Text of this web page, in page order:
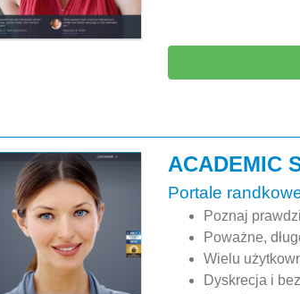
ACADEMIC
Portale
Poznaj
Poważne,
Wielu
Dyskrecja i